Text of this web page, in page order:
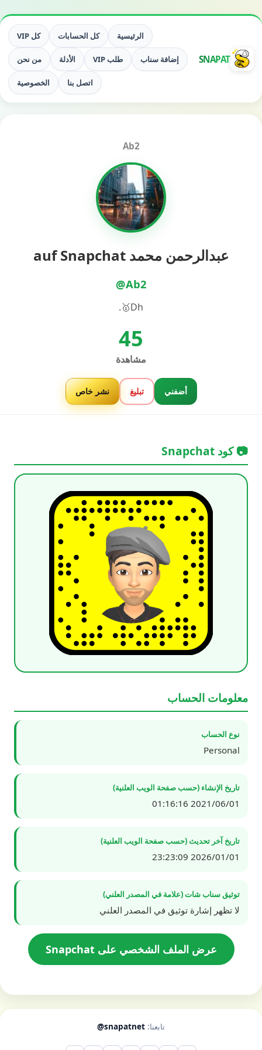
SNAPAT
الرئيسية كل الحسابات كل VIP
إضافة سناب طلب VIP الأدلة من نحن
اتصل بنا الخصوصية
Ab2
عبدالرحمن محمد auf Snapchat
@Ab2
Dh🥇.
45
مشاهدة
أضفني تبليغ نشر خاص
📷 كود Snapchat
معلومات الحساب
نوع الحساب
Personal
تاريخ الإنشاء (حسب صفحة الويب العلنية)
2021/06/01 01:16:16
تاريخ آخر تحديث (حسب صفحة الويب العلنية)
2026/01/01 23:23:09
توثيق سناب شات (علامة في المصدر العلني)
لا تظهر إشارة توثيق في المصدر العلني
عرض الملف الشخصي على Snapchat
تابعنا: @snapatnet